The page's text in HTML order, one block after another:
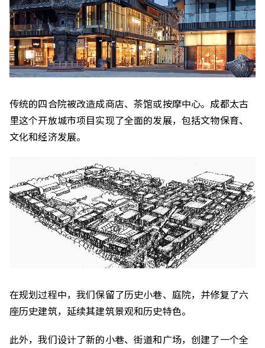
传统的四合院被改造成商店、茶馆或按摩中心。成都太古
里这个开放城市项目实现了全面的发展，包括文物保育、
文化和经济发展。
在规划过程中，我们保留了历史小巷、庭院，并修复了六
座历史建筑，延续其建筑景观和历史特色。
此外，我们设计了新的小巷、街道和广场，创建了一个全